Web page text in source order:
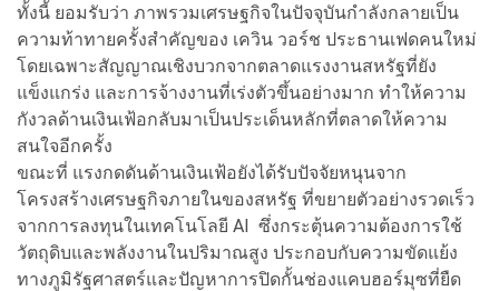
ทั้งนี้ ยอมรับว่า ภาพรวมเศรษฐกิจในปัจจุบันกำลังกลายเป็น
ความท้าทายครั้งสำคัญของ เควิน วอร์ช ประธานเฟดคนใหม่
โดยเฉพาะสัญญาณเชิงบวกจากตลาดแรงงานสหรัฐที่ยัง
แข็งแกร่ง และการจ้างงานที่เร่งตัวขึ้นอย่างมาก ทำให้ความ
กังวลด้านเงินเฟ้อกลับมาเป็นประเด็นหลักที่ตลาดให้ความ
สนใจอีกครั้ง
ขณะที่ แรงกดดันด้านเงินเฟ้อยังได้รับปัจจัยหนุนจาก
โครงสร้างเศรษฐกิจภายในของสหรัฐ ที่ขยายตัวอย่างรวดเร็ว
จากการลงทุนในเทคโนโลยี AI ซึ่งกระตุ้นความต้องการใช้
วัตถุดิบและพลังงานในปริมาณสูง ประกอบกับความขัดแย้ง
ทางภูมิรัฐศาสตร์และปัญหาการปิดกั้นช่องแคบฮอร์มุซที่ยืด